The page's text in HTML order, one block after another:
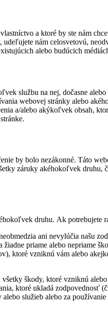
a ktoré by ste nám
nám celosvetovú,
alebo budúcich
službu na nej, dočasne
webovej stránky alebo
a/alebo akýkoľvek obsah,
by bolo nezákonné. Táto
záruky akéhokoľvek
druhu. Ak potrebujete
ani nevylúčia našu
priame alebo nepriame
ktoré vzniknú vám alebo
škody, ktoré vzniknú
ktoré ukladá zodpovednosť
služieb alebo za